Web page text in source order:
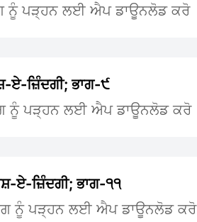
ਨੂੰ ਪੜ੍ਹਨ ਲਈ ਐਪ ਡਾਊਨਲੋਡ ਕਰੋ
ਏ-ਜ਼ਿੰਦਗੀ; ਭਾਗ-੯
ਨੂੰ ਪੜ੍ਹਨ ਲਈ ਐਪ ਡਾਊਨਲੋਡ ਕਰੋ
ਏ-ਜ਼ਿੰਦਗੀ; ਭਾਗ-੧੧
ਨੂੰ ਪੜ੍ਹਨ ਲਈ ਐਪ ਡਾਊਨਲੋਡ ਕਰੋ